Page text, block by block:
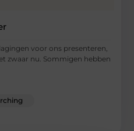
voor ons presenteren,
zwaar nu. Sommigen hebben